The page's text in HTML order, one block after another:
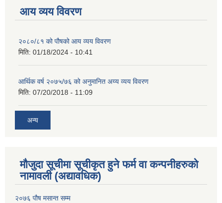
आय व्यय विवरण
२०८०/८१ को पौषको आय व्यय विवरण
मिति: 01/18/2024 - 10:41
आर्थिक वर्ष २०७५/७६ को अनुमानित अय्य व्यय विवरण
मिति: 07/20/2018 - 11:09
अन्य
मौजुदा सूचीमा सूचीकृत हुने फर्म वा कन्पनीहरुको
नामावली (अद्यावधिक)
२०७६ पौष मसान्त सम्म